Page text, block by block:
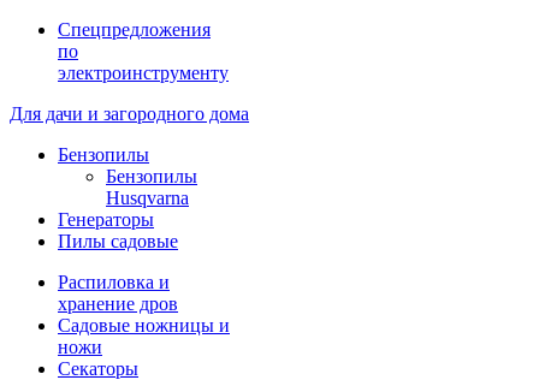
Спецпредложения
по
электроинструменту
Для дачи и загородного дома
Бензопилы
Бензопилы
Husqvarna
Генераторы
Пилы садовые
Распиловка и
хранение дров
Садовые ножницы и
ножи
Секаторы